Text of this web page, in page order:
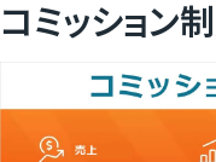
コミッション